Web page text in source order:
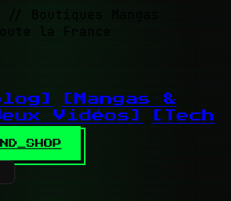
// Boutiques Mangas
la France
[Mangas &
Vidéos]
[Tech